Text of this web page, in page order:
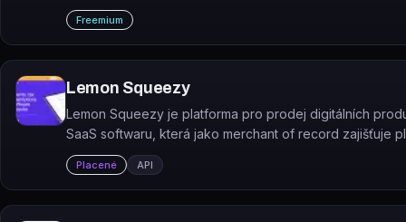
z indexů S&P 500 a Nasdaq.
Freemium
Lemon Squeezy
Lemon Squeezy je platforma pro prodej digitálních
SaaS softwaru, která jako merchant of record zajišťuje
předplatné a daňovou compliance.
Placené API